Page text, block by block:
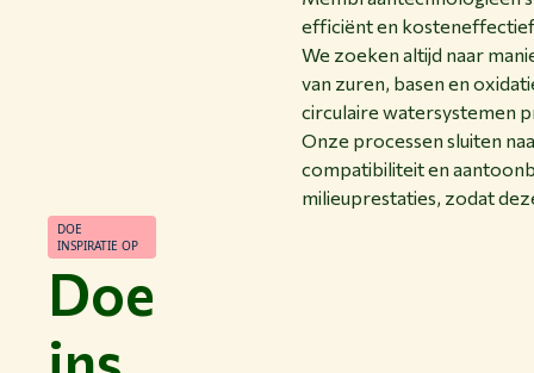
efficiënt en
We zoeken altijd naar
van zuren, basen en
circulaire watersystemen
Onze processen sluiten
compatibiliteit en
milieuprestaties, zodat
Doe
DOE
INSPIRATIE OP